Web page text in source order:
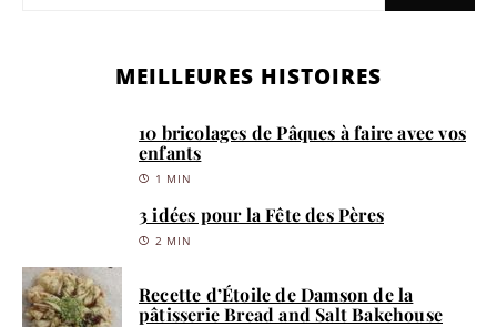
MEILLEURES HISTOIRES
10 bricolages de Pâques à faire avec vos
enfants
1 MIN
3 idées pour la Fête des Pères
2 MIN
Recette d’Étoile de Damson de la
pâtisserie Bread and Salt Bakehouse